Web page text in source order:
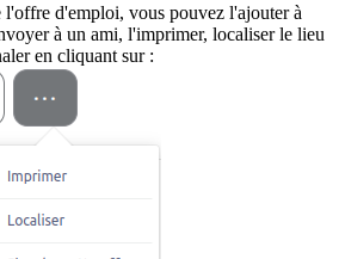
l'offre d'emploi, vous pouvez l'ajouter à
à un ami, l'imprimer, localiser le lieu
en cliquant sur :